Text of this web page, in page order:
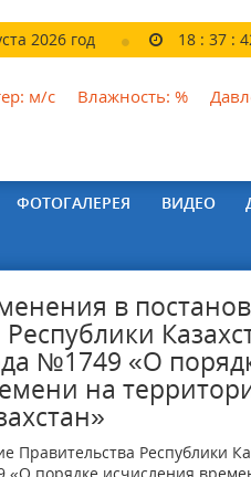
2026 год 18 : 37 :
м/с Влажность: %
ФОТОГАЛЕРЕЯ ВИДЕО
в
№1749 «О
на
Правительства Республики